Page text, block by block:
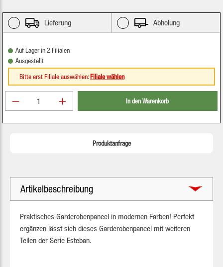
Lieferung Abholung
Auf Lager in 2 Filialen
Ausgestellt
Bitte erst Filiale auswählen:Filiale wählen
Produkt Anzahl: Gib den gewünschten Wert ein
In den Warenkorb
Produktanfrage
Artikelbeschreibung
Praktisches Garderobenpaneel in modernen Farben! Perfekt
ergänzen lässt sich dieses Garderobenpaneel mit weiteren
Teilen der Serie Esteban.